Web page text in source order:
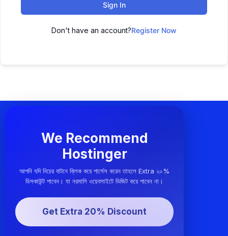
Sign In
Don't have an account?Register Now
We Recommend
Hostinger
আপনি যদি নিচের বাটনে ক্লিক করে পার্সেস করেন তাহলে Extra ২০%
ডিসকাউন্ট পাবেন। যা নরমালি ওয়েবসাইটে ভিজিট করে পাবেন না।
Get Extra 20% Discount